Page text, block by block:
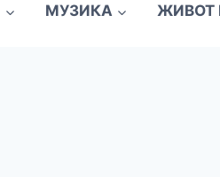
МУЗИКА ЖИВОТ